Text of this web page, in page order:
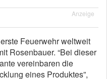
Anzeige
Feuerwehr weltweit
Rosenbauer. “Bei dieser
vereinbaren die
eines Produktes”,